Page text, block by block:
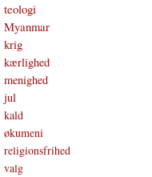
teologi
Myanmar
krig
kærlighed
menighed
jul
kald
økumeni
religionsfrihed
valg